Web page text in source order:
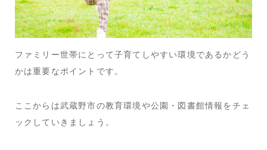
ファミリー世帯にとって子育てしやすい環境であるかどう
かは重要なポイントです。
ここからは武蔵野市の教育環境や公園・図書館情報をチェ
ックしていきましょう。